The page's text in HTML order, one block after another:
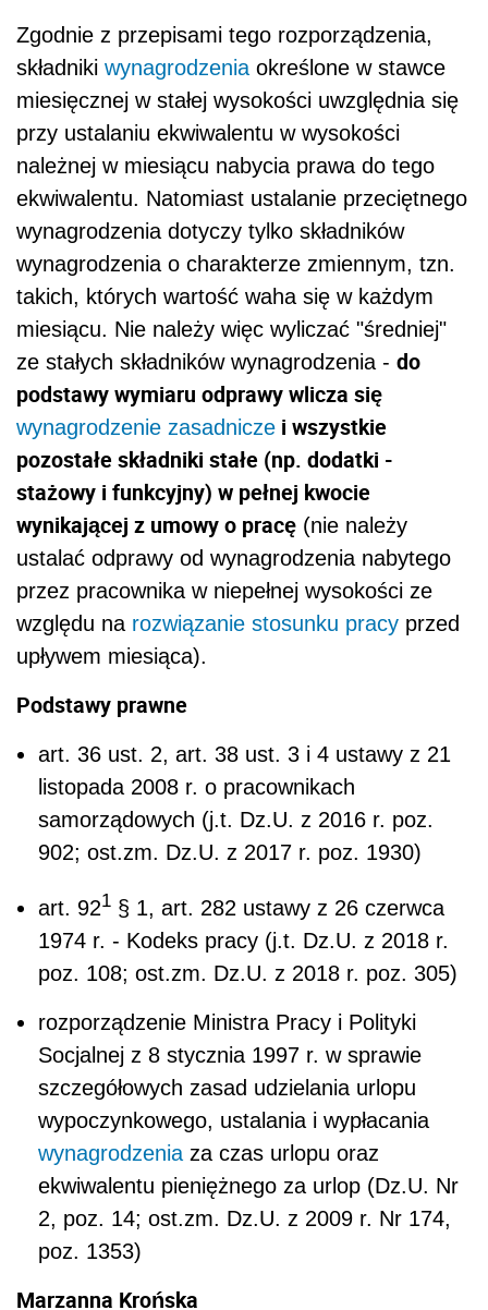
Zgodnie z przepisami tego rozporządzenia,
składniki wynagrodzenia określone w stawce
miesięcznej w stałej wysokości uwzględnia się
przy ustalaniu ekwiwalentu w wysokości
należnej w miesiącu nabycia prawa do tego
ekwiwalentu. Natomiast ustalanie przeciętnego
wynagrodzenia dotyczy tylko składników
wynagrodzenia o charakterze zmiennym, tzn.
takich, których wartość waha się w każdym
miesiącu. Nie należy więc wyliczać "średniej"
ze stałych składników wynagrodzenia - do
podstawy wymiaru odprawy wlicza się
wynagrodzenie zasadnicze i wszystkie
pozostałe składniki stałe (np. dodatki -
stażowy i funkcyjny) w pełnej kwocie
wynikającej z umowy o pracę (nie należy
ustalać odprawy od wynagrodzenia nabytego
przez pracownika w niepełnej wysokości ze
względu na rozwiązanie stosunku pracy przed
upływem miesiąca).
Podstawy prawne
art. 36 ust. 2, art. 38 ust. 3 i 4 ustawy z 21
listopada 2008 r. o pracownikach
samorządowych (j.t. Dz.U. z 2016 r. poz.
902; ost.zm. Dz.U. z 2017 r. poz. 1930)
art. 921 § 1, art. 282 ustawy z 26 czerwca
1974 r. - Kodeks pracy (j.t. Dz.U. z 2018 r.
poz. 108; ost.zm. Dz.U. z 2018 r. poz. 305)
rozporządzenie Ministra Pracy i Polityki
Socjalnej z 8 stycznia 1997 r. w sprawie
szczegółowych zasad udzielania urlopu
wypoczynkowego, ustalania i wypłacania
wynagrodzenia za czas urlopu oraz
ekwiwalentu pieniężnego za urlop (Dz.U. Nr
2, poz. 14; ost.zm. Dz.U. z 2009 r. Nr 174,
poz. 1353)
Marzanna Krońska